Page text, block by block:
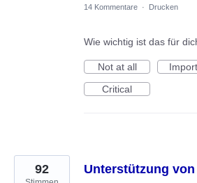
14 Kommentare · Drucken
Wie wichtig ist das für
Not at all
Critical
Unterstützung von
92